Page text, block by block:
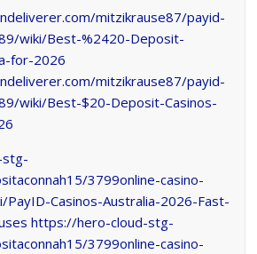
mitzikrause87/payid-
wiki/Best-%2420-Deposit-
for-2026
mitzikrause87/payid-
wiki/Best-$20-Deposit-Casinos-
3799online-casino-
PayID-Casinos-Australia-2026-Fast-
https://hero-cloud-stg-
3799online-casino-